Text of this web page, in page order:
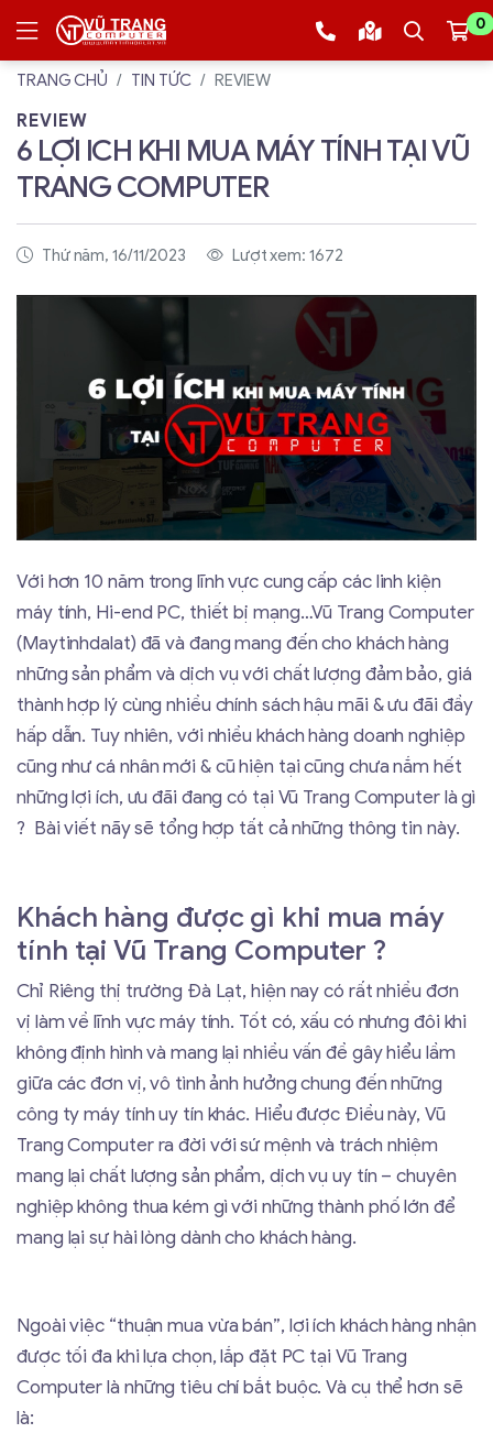
0
TRANG CHỦ TIN TỨC REVIEW
REVIEW
6 LỢI ICH KHI MUA MÁY TÍNH TẠI VŨ
TRANG COMPUTER
Thứ năm, 16/11/2023 Lượt xem: 1672
Với hơn 10 năm trong lĩnh vực cung cấp các linh kiện
máy tính, Hi-end PC, thiết bị mạng…Vũ Trang Computer
(Maytinhdalat) đã và đang mang đến cho khách hàng
những sản phẩm và dịch vụ với chất lượng đảm bảo, giá
thành hợp lý cùng nhiều chính sách hậu mãi & ưu đãi đầy
hấp dẫn. Tuy nhiên, với nhiều khách hàng doanh nghiệp
cũng như cá nhân mới & cũ hiện tại cũng chưa nắm hết
những lợi ích, ưu đãi đang có tại Vũ Trang Computer là gì
? Bài viết nãy sẽ tổng hợp tất cả những thông tin này.
Khách hàng được gì khi mua máy
tính tại Vũ Trang Computer ?
Chỉ Riêng thị trường Đà Lạt, hiện nay có rất nhiều đơn
vị làm về lĩnh vực máy tính. Tốt có, xấu có nhưng đôi khi
không định hình và mang lại nhiều vấn đề gây hiểu lầm
giữa các đơn vị, vô tình ảnh hưởng chung đến những
công ty máy tính uy tín khác. Hiểu được Điều này, Vũ
Trang Computer ra đời với sứ mệnh và trách nhiệm
mang lại chất lượng sản phẩm, dịch vụ uy tín – chuyên
nghiệp không thua kém gì với những thành phố lớn để
mang lại sự hài lòng dành cho khách hàng.
Ngoài việc “thuận mua vừa bán”, lợi ích khách hàng nhận
được tối đa khi lựa chọn, lắp đặt PC tại Vũ Trang
Computer là những tiêu chí bắt buộc. Và cụ thể hơn sẽ
là: